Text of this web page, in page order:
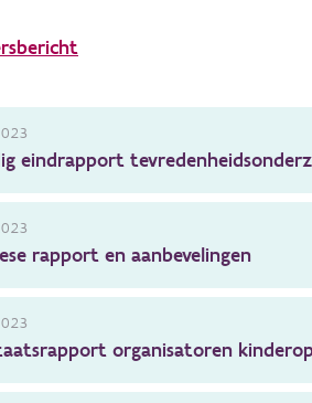
eindrapport
rapport en aanbevelingen
organisatoren